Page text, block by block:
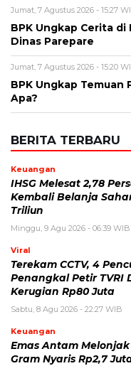
Jumat, 7 Agustus 2026 - 15:27
BPK Ungkap Cerita
Dinas Parepare
Jumat, 7 Agustus 2026 - 15:20
BPK Ungkap Temuan
Apa?
BERITA TERBARU
Keuangan
IHSG Melesat 2,78
Kembali Belanja
Triliun
Minggu, 9 Agu 2026 - 06:39 WIB
Viral
Terekam CCTV, 4
Penangkal Petir TVRI
Kerugian Rp80 Juta
Sabtu, 8 Agu 2026 - 22:27 WIB
Keuangan
Emas Antam Melonjak
Gram Nyaris Rp2,7